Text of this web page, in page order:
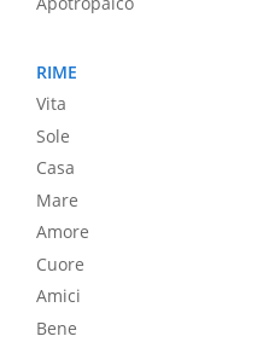
RIME
Vita
Sole
Casa
Mare
Amore
Cuore
Amici
Bene